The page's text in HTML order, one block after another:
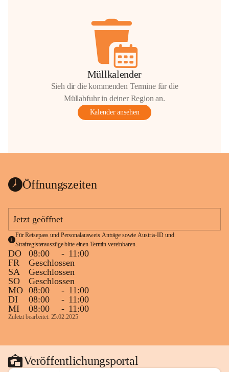
Müllkalender
Sieh dir die kommenden Termine für die
Müllabfuhr in deiner Region an.
Kalender ansehen
Öffnungszeiten
Jetzt geöffnet
Für Reisepass und Personalausweis Anträge sowie Austria-ID und
Strafregisterauszüge bitte einen Termin vereinbaren.
DO 08:00 - 11:00
FR
Geschlossen
SA
Geschlossen
SO
Geschlossen
MO 08:00 - 11:00
DI
08:00 - 11:00
MI
08:00 - 11:00
Zuletzt bearbeitet: 25.02.2025
Veröffentlichungsportal